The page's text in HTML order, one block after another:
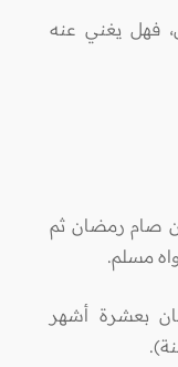
فهل يغني عنه
صام رمضان ثم
مسلم.
بعشرة أشهر